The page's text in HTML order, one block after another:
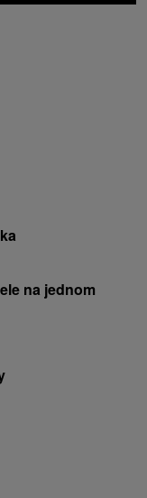
na jednom